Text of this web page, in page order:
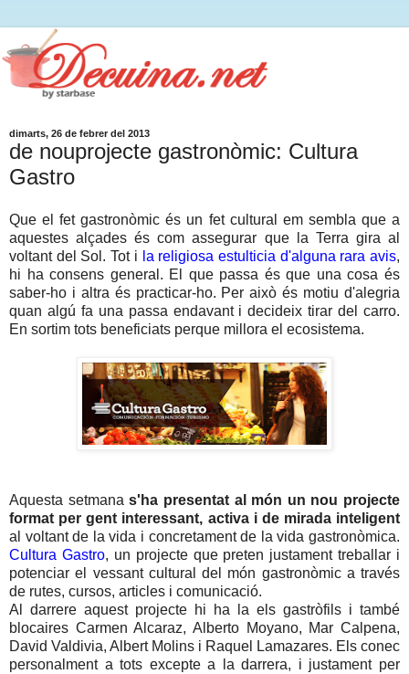
dimarts, 26 de febrer del 2013
de nouprojecte gastronòmic: Cultura
Gastro
Que el fet gastronòmic és un fet cultural em sembla que a
aquestes alçades és com assegurar que la Terra gira al
voltant del Sol. Tot i la religiosa estulticia d'alguna rara avis,
hi ha consens general. El que passa és que una cosa és
saber-ho i altra és practicar-ho. Per això és motiu d'alegria
quan algú fa una passa endavant i decideix tirar del carro.
En sortim tots beneficiats perque millora el ecosistema.
Aquesta setmanas'ha presentat al món un nou projecte
format per gent interessant, activa i de mirada inteligent
al voltant de la vida i concretament de la vida gastronòmica.
Cultura Gastro, un projecte que preten justament treballar i
potenciar el vessant cultural del món gastronòmic a través
de rutes, cursos, articles i comunicació.
Al darrere aquest projecte hi ha la els gastròfils i també
blocaires Carmen Alcaraz, Alberto Moyano, Mar Calpena,
David Valdivia, Albert Molins i Raquel Lamazares. Els conec
personalment a tots excepte a la darrera, i justament per